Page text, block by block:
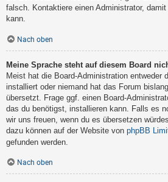
falsch. Kontaktiere einen Administrator,
kann.
Nach oben
Meine Sprache steht auf diesem Board
Meist hat die Board-Administration entweder
installiert oder niemand hat das Forum
übersetzt. Frage ggf. einen Board-
das du benötigst, installieren kann. Falls es
wir uns freuen, wenn du es übersetzen
dazu können auf der Website von phpBB
gefunden werden.
Nach oben